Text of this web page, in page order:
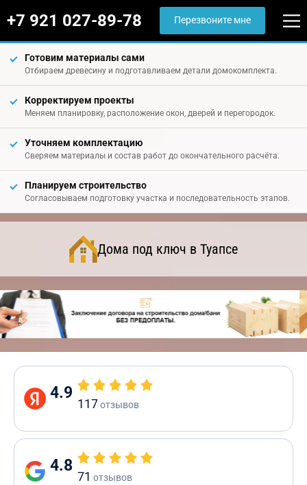
+7 921 027-89-78 Перезвоните мне
Готовим материалы сами
Отбираем древесину и подготавливаем детали домокомплекта.
Корректируем проекты
Меняем планировку, расположение окон, дверей и перегородок.
Уточняем комплектацию
Сверяем материалы и состав работ до окончательного расчёта.
Планируем строительство
Согласовываем подготовку участка и последовательность этапов.
Дома под ключ в Туапсе
4.9
117отзывов
4.8
71 отзывов